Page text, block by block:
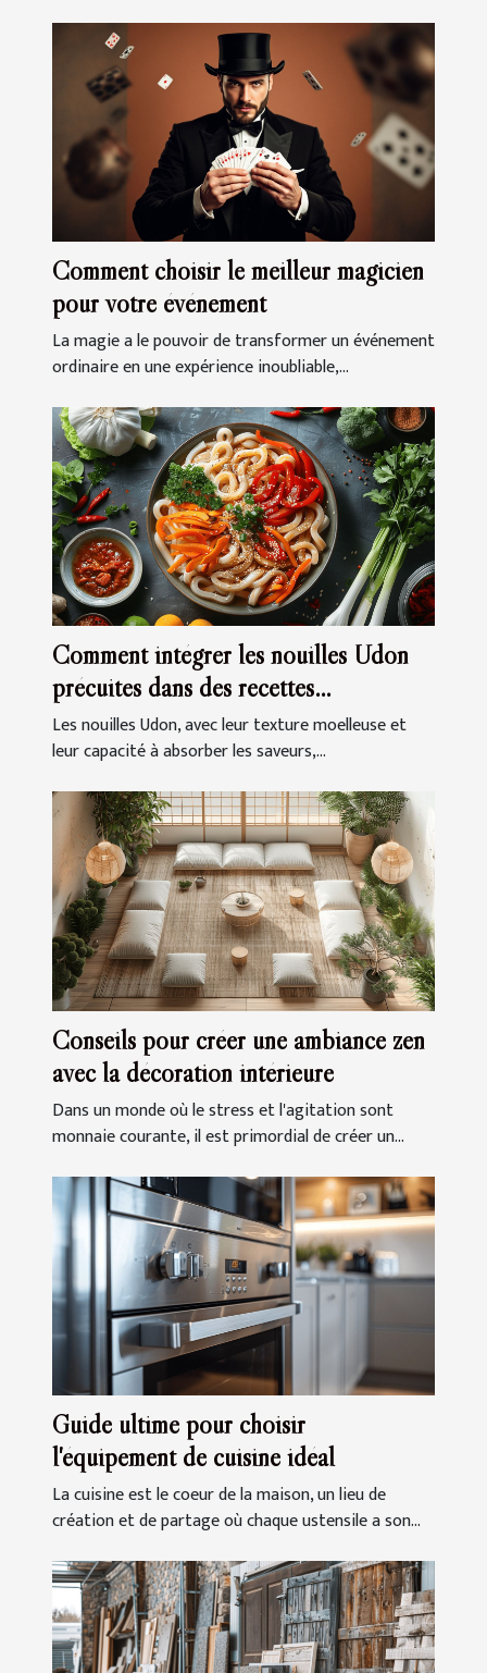
Comment choisir le meilleur magicien
pour votre événement
La magie a le pouvoir de transformer un événement
ordinaire en une expérience inoubliable,...
Comment intégrer les nouilles Udon
précuites dans des recettes
quotidiennes
Les nouilles Udon, avec leur texture moelleuse et
leur capacité à absorber les saveurs,...
Conseils pour créer une ambiance zen
avec la décoration intérieure
Dans un monde où le stress et l'agitation sont
monnaie courante, il est primordial de créer un...
Guide ultime pour choisir
l'équipement de cuisine idéal
La cuisine est le coeur de la maison, un lieu de
création et de partage où chaque ustensile a son...